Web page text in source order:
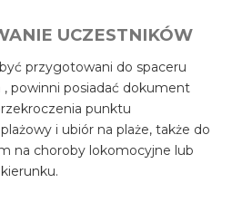
UCZESTNIKÓW
przygotowani do spaceru
powinni posiadać dokument
punktu
i ubiór na plaże, także do
na choroby lokomocyjne lub